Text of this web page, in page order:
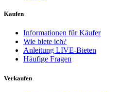
Kaufen
Informationen für Käufer
Wie biete ich?
Anleitung LIVE-Bieten
Häufige Fragen
Verkaufen